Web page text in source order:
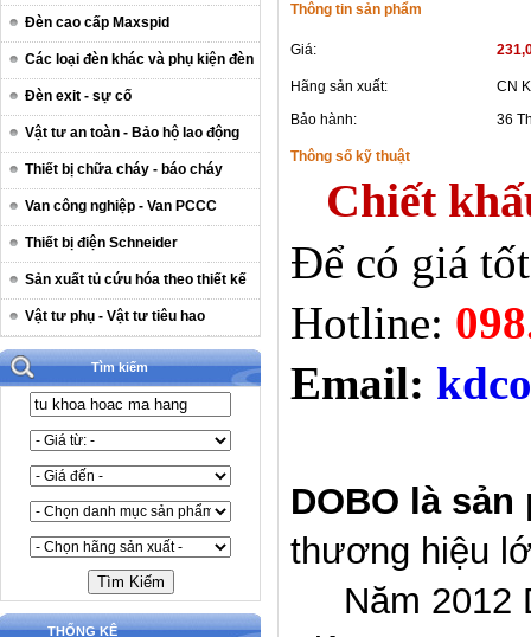
Đèn cao cấp Maxspid
Các loại đèn khác và phụ kiện đèn
Đèn exit - sự cố
Vật tư an toàn - Bảo hộ lao động
Thiết bị chữa cháy - báo cháy
Van công nghiệp - Van PCCC
Thiết bị điện Schneider
Sản xuất tủ cứu hóa theo thiết kế
Vật tư phụ - Vật tư tiêu hao
Tìm kiếm
THỐNG KÊ
Thông tin sản phẩm
Giá:
Hãng sản xuất:
CN
Bảo hành:
36
Thông số kỹ thuật
Chiết
Để có giá
Hotline:
Email:
DOBO là
thương hiệu
Năm 2012